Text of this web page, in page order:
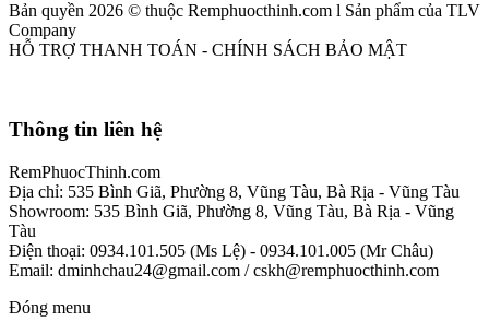
Bản quyền 2026 © thuộc Remphuocthinh.com l Sản phẩm của TLV
Company
HỖ TRỢ THANH TOÁN - CHÍNH SÁCH BẢO MẬT
Thông tin liên hệ
RemPhuocThinh.com
Địa chỉ: 535 Bình Giã, Phường 8, Vũng Tàu, Bà Rịa - Vũng Tàu
Showroom: 535 Bình Giã, Phường 8, Vũng Tàu, Bà Rịa - Vũng
Tàu
Điện thoại: 0934.101.505 (Ms Lệ) - 0934.101.005 (Mr Châu)
Email: dminhchau24@gmail.com / cskh@remphuocthinh.com
Đóng menu